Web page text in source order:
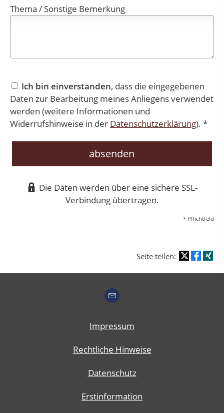
Thema / Sonstige Bemerkung
Ich bin einverstanden, dass die eingegebenen
Daten zur Bearbeitung meines Anliegens verwendet
werden (weitere Informationen und
Widerrufshinweise in der Datenschutzerklärung). *
absenden
Die Daten werden über eine sichere SSL-
Verbindung übertragen.
* Pflichtfeld
Seite teilen:
Impressum
Rechtliche Hinweise
Datenschutz
Erstinformation